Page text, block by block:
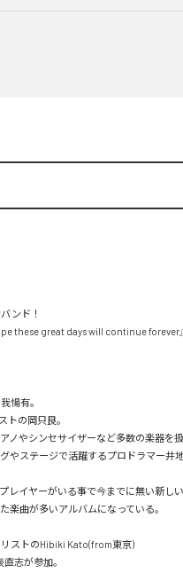
ンド！
these great days will continue forever
愓有。
トの岡只良。
ノやシンセサイザーなど多数の楽器を
やステージで活躍するプロドラマー井
レイヤーがいる事で今までに無い新し
楽曲が多いアルバムになっている。
ストのHibiki Kato(from東京)
志が参加。